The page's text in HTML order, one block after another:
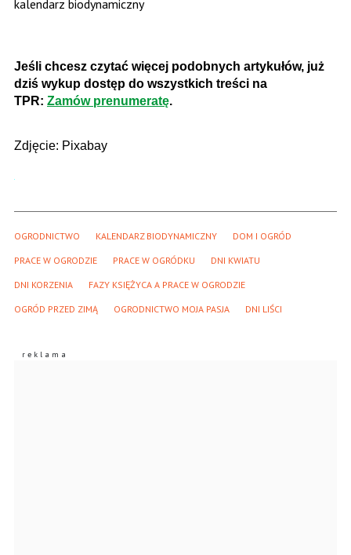
kalendarz biodynamiczny
Jeśli chcesz czytać więcej podobnych artykułów, już
dziś wykup dostęp do wszystkich treści na
TPR: Zamów prenumeratę.
Zdjęcie: Pixabay
OGRODNICTWO KALENDARZ BIODYNAMICZNY DOM I OGRÓD
PRACE W OGRODZIE PRACE W OGRÓDKU DNI KWIATU
DNI KORZENIA FAZY KSIĘŻYCA A PRACE W OGRODZIE
OGRÓD PRZED ZIMĄ OGRODNICTWO MOJA PASJA DNI LIŚCI